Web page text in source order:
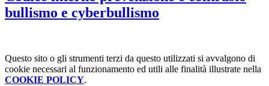
bullismo e cyberbullismo
Questo sito o gli strumenti terzi da questo utilizzati si avvalgono di
cookie necessari al funzionamento ed utili alle finalità illustrate nella
COOKIE POLICY.